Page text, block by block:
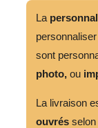
La
sont
photo, ou
La livraison
ouvrés selon